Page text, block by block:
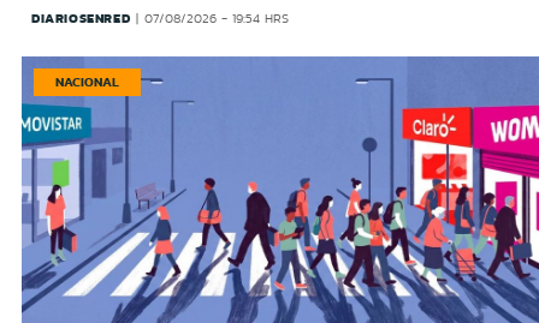
DIARIOSENRED 07/08/2026 - 19:54 HRS
NACIONAL